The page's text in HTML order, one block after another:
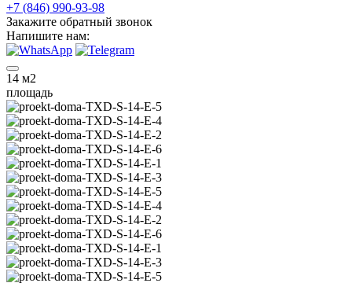
+7 (846) 990-93-98
Закажите обратный звонок
Напишите нам:
14 м2
площадь